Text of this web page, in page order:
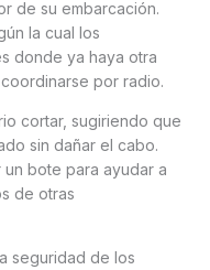
de su embarcación.
la cual los
donde ya haya otra
por radio.
cortar, sugiriendo que
sin dañar el cabo.
bote para ayudar a
de otras
seguridad de los